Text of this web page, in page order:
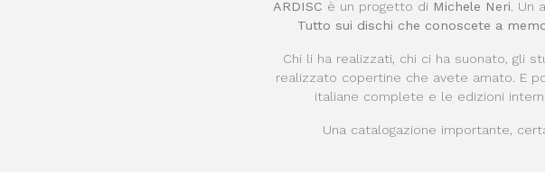
ARDISC è un progetto di Michele Neri .
Tutto sui dischi che conoscete a
Chi li ha realizzati, chi ci ha suonato, gli
realizzato copertine che avete amato. E
italiane complete e le edizioni
Una catalogazione importante,